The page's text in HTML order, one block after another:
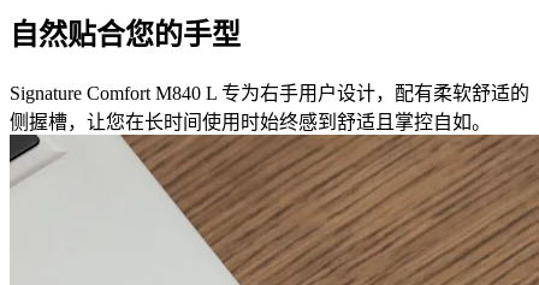
自然贴合您的手型
Signature Comfort M840 L 专为右手用户设计，配有柔软舒适的
侧握槽，让您在长时间使用时始终感到舒适且掌控自如。